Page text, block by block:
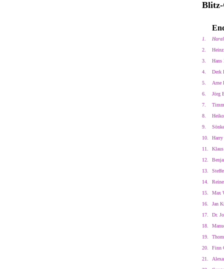
1.
2.
3.
Hans
4.
Derk
5.
Arne
6.
Jörg
7.
8.
9.
10.
Harry
11.
12.
13.
14.
15.
Max
16.
Jan
17.
Dr.
18.
19.
20.
Finn
21.